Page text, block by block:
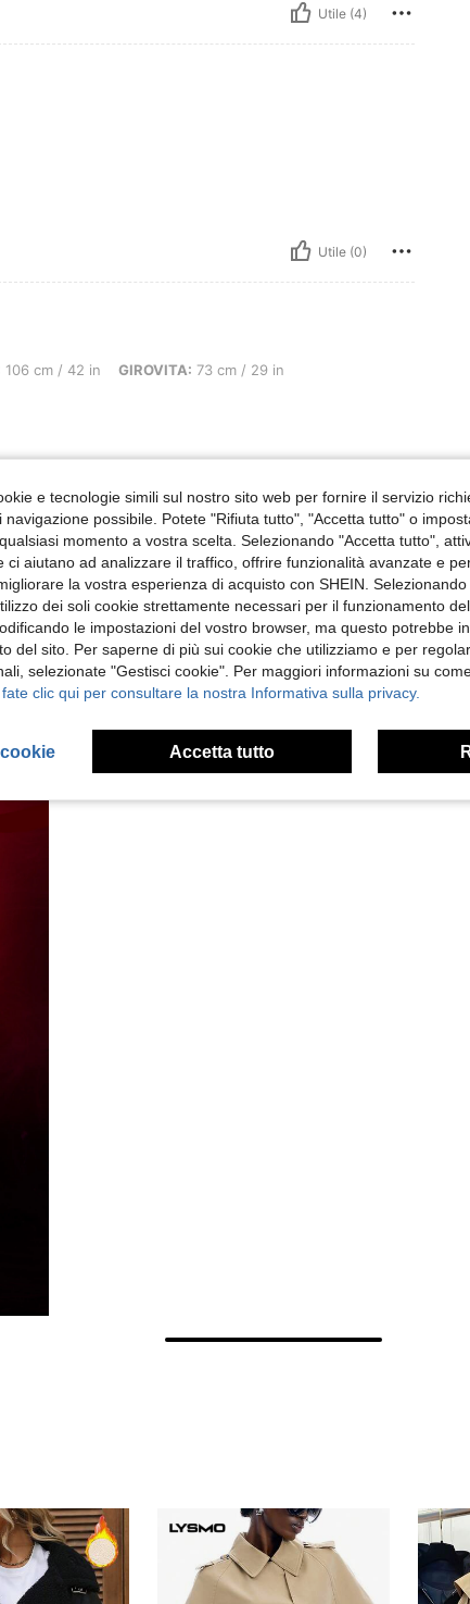
Utile (4)
Utile (0)
GIROVITA: 73 cm / 29 in, Busto: 92 cm / 36 in, Colore: Castano, Misure: L
106 cm / 42 in GIROVITA: 73 cm / 29 in
Recensioni
e tecnologie simili sul nostro sito web per fornire il servizio
navigazione possibile. Potete "Rifiuta tutto", "Accetta tutto" o
momento a vostra scelta. Selezionando "Accetta tutto",
ci aiutano ad analizzare il traffico, offrire funzionalità avanzate e
la vostra esperienza di acquisto con SHEIN. Selezionando
dei soli cookie strettamente necessari per il funzionamento
le impostazioni del vostro browser, ma questo potrebbe
del sito. Per saperne di più sui cookie che utilizziamo e per
selezionate "Gestisci cookie". Per maggiori informazioni su
fate clic qui per consultare la nostra Informativa sulla privacy.
Accetta tutto